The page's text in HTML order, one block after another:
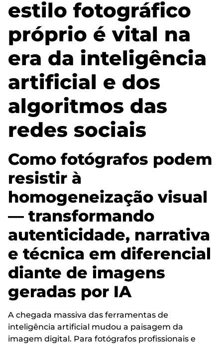
estilo fotográfico
próprio é vital na
era da inteligência
artificial e dos
algoritmos das
redes sociais
Como fotógrafos podem
resistir à
homogeneização visual
— transformando
autenticidade, narrativa
e técnica em diferencial
diante de imagens
geradas por IA
A chegada massiva das ferramentas de
inteligência artificial mudou a paisagem da
imagem digital. Para fotógrafos profissionais e